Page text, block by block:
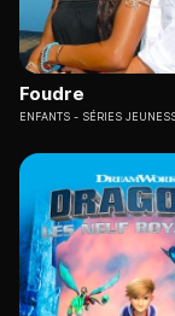
Foudre
ENFANTS SÉRIES